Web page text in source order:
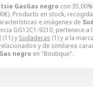
GasGas negro con
€). Producto en stock,
e imágenes de
GG12C1-9210, pertenece a
(11) y Sudaderas (1) y a la marca
y de similares
negro en "Boutique".